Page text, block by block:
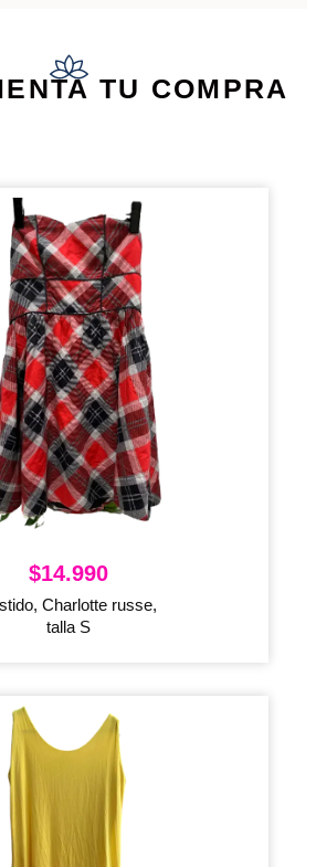
TU COMPRA
$14.990
Charlotte russe,
talla S